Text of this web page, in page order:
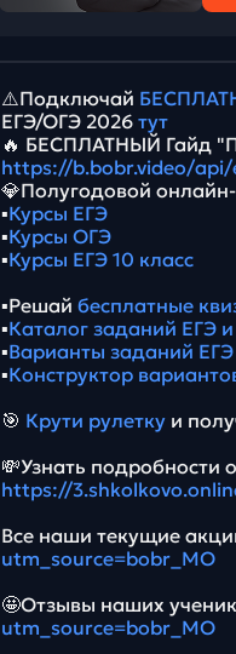
⚠️Подключай
ЕГЭ/ОГЭ 2026 тут
🔥 БЕСПЛАТНЫЙ Гайд
https://b.bobr.video/api/
💎Полугодовой
▪️Курсы ЕГЭ
▪️Курсы ОГЭ
▪️Курсы ЕГЭ 10 класс
▪️Решай бесплатные
▪️Каталог заданий ЕГЭ
▪️Варианты заданий
▪️Конструктор
🎯 Крути рулетку и
💸Узнать подробности
https://
Все наши текущие
utm_source=bobr_MO
🤩Отзывы наших
utm_source=bobr_MO